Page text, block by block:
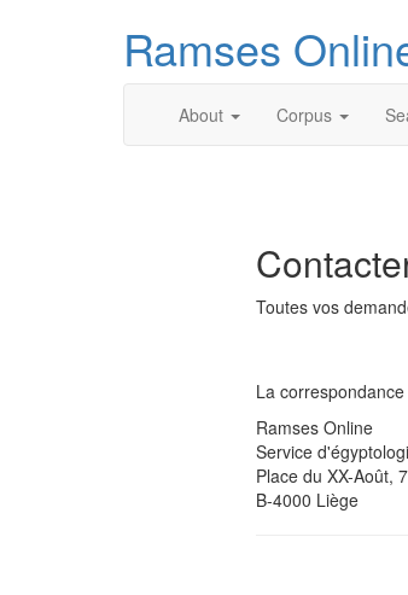
Ramses
About Corpus
Toutes vos
La
Ramses Online
Service
Place du XX-Août, 7
B-4000 Liège